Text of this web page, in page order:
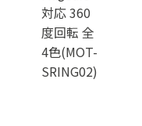
対応 360
度回転 全
4色(MOT-
SRING02)